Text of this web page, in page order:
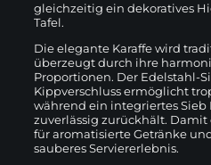
gleichzeitig ein dekoratives
Tafel.
Die elegante Karaffe wird
überzeugt durch ihre
Proportionen. Der Edelstahl-
Kippverschluss ermöglicht
während ein integriertes Sieb
zuverlässig zurückhält. Damit
für aromatisierte Getränke
sauberes Serviererlebnis.